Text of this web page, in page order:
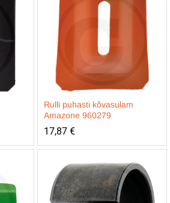
Rulli puhasti kõvasulam
Amazone 960279
17,87 €